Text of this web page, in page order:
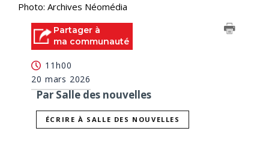
Photo: Archives Néomédia
Partager à
ma communauté
11h00
20 mars 2026
Par Salle des nouvelles
ÉCRIRE À SALLE DES NOUVELLES